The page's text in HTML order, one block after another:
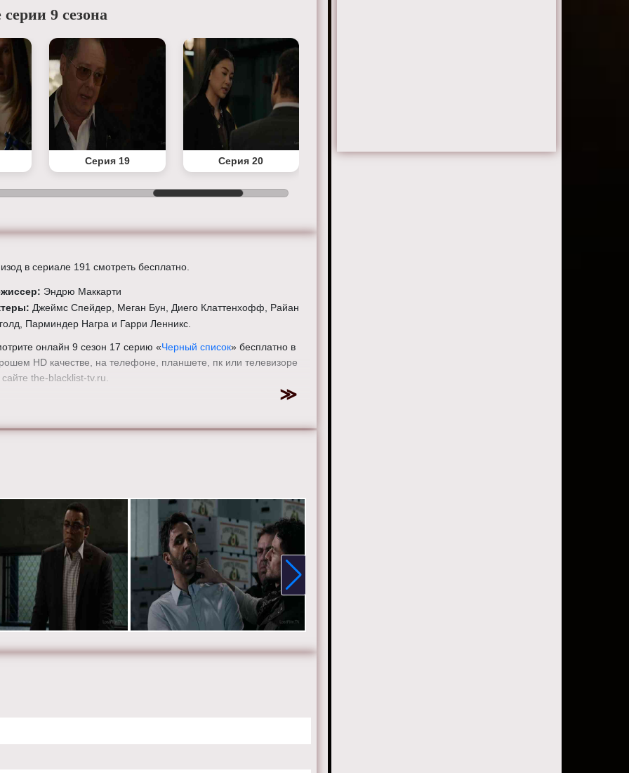
серии 9 сезона
Серия 19 Серия 20
в сериале 191 смотреть бесплатно.
Эндрю Маккарти
Джеймс Спейдер, Меган Бун, Диего Клаттенхофф, Райан
Парминдер Награ и Гарри Ленникс.
онлайн 9 сезон 17 серию «Черный список» бесплатно в
HD качестве, на телефоне, планшете, пк или телевизоре
the-blacklist-tv.ru.